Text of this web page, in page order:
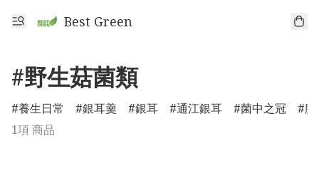
Best Green
#野生菇菌類
養生日常 銀耳羹 銀耳 通江銀耳 菌中之冠
1項 商品